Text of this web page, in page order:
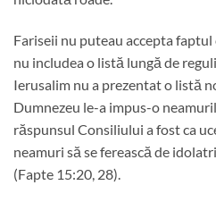
Fariseii nu puteau accepta
nu includea o listă lungă de
Ierusalim nu a prezentat o listă
Dumnezeu le-a impus-o
răspunsul Consiliului a fost ca
neamuri să se ferească de
(Fapte 15:20, 28).